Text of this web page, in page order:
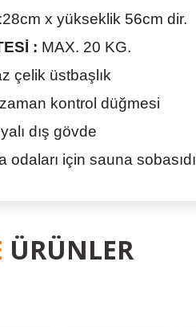
x yükseklik 56cm dir.
: MAX. 20 KG.
çelik üstbaşlık
kontrol düğmesi
dış gövde
odaları için sauna
ÜRÜNLER